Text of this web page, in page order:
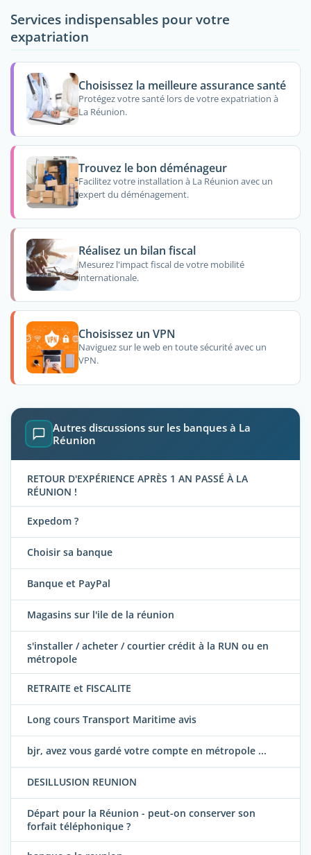
Services indispensables pour votre
expatriation
Choisissez la meilleure assurance santé
Protégez votre santé lors de votre expatriation à
La Réunion.
Trouvez le bon déménageur
Facilitez votre installation à La Réunion avec un
expert du déménagement.
Réalisez un bilan fiscal
Mesurez l'impact fiscal de votre mobilité
internationale.
Choisissez un VPN
Naviguez sur le web en toute sécurité avec un
VPN.
Autres discussions sur les banques à La
Réunion
RETOUR D'EXPÉRIENCE APRÈS 1 AN PASSÉ À LA
RÉUNION !
Expedom ?
Choisir sa banque
Banque et PayPal
Magasins sur l'ile de la réunion
s'installer / acheter / courtier crédit à la RUN ou en
métropole
RETRAITE et FISCALITE
Long cours Transport Maritime avis
bjr, avez vous gardé votre compte en métropole ...
DESILLUSION REUNION
Départ pour la Réunion - peut-on conserver son
forfait téléphonique ?